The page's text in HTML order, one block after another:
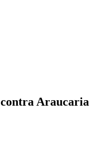
contra Araucaria